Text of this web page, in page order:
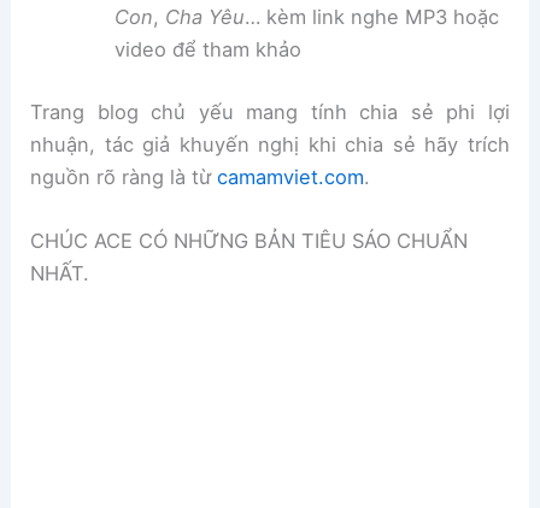
Con, Cha Yêu… kèm link nghe MP3 hoặc
video để tham khảo
Trang blog chủ yếu mang tính chia sẻ phi lợi
nhuận, tác giả khuyến nghị khi chia sẻ hãy trích
nguồn rõ ràng là từcamamviet.com.
CHÚC ACE CÓ NHỮNG BẢN TIÊU SÁO CHUẨN
NHẤT.